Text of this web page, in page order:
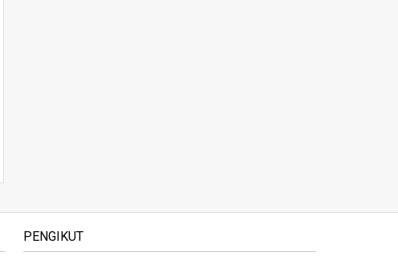
PENGIKUT